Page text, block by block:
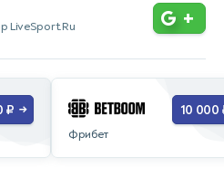
LiveSport.Ru +
₽ →
Фрибет
10 000